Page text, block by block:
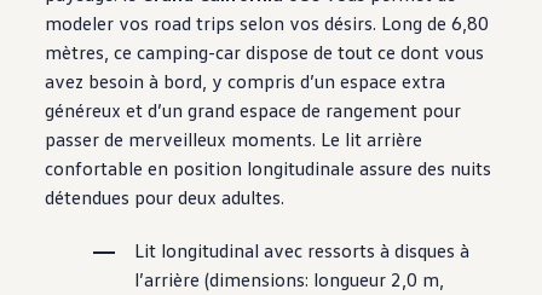
modeler vos road trips selon vos désirs. Long de 6,80
mètres, ce camping-car dispose de tout ce dont vous
avez besoin à bord, y compris d’un espace extra
généreux et d’un grand espace de rangement pour
passer de merveilleux moments. Le lit arrière
confortable en position longitudinale assure des nuits
détendues pour deux adultes.
Lit longitudinal avec ressorts à disques à
l’arrière (dimensions: longueur 2,0 m,